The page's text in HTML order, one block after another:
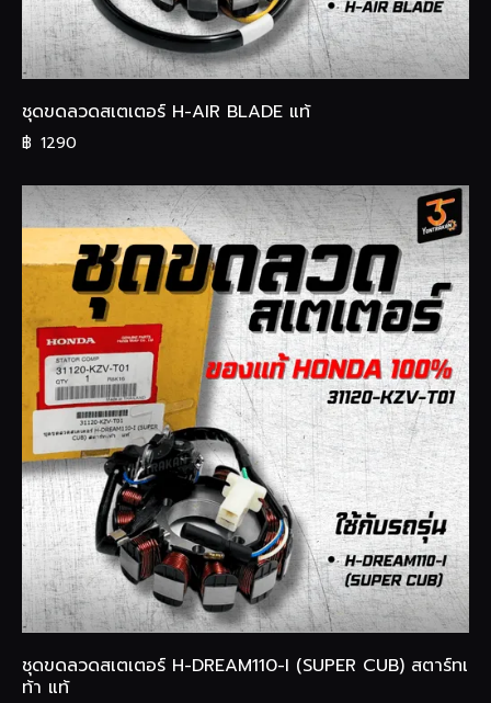
ชุดขดลวดสเตเตอร์ H-AIR BLADE แท้
฿ 1290
ชุดขดลวดสเตเตอร์ H-DREAM110-I (SUPER CUB) สตาร์ทเ
ท้า แท้